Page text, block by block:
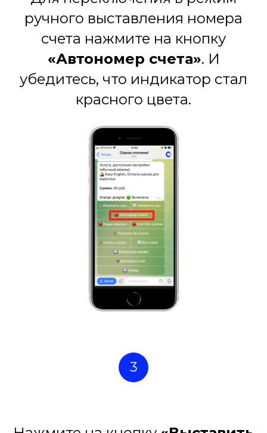
ручного выставления номера
счета нажмите на кнопку
«Автономер счета». И
убедитесь, что индикатор стал
красного цвета.
3